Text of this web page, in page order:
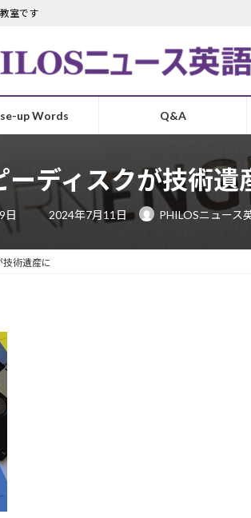
室です
up Words Q&A
ーディスクが技術遺
日
最
終
更
日
時
2024年7月11日 PHILOSニュース
術遺産に